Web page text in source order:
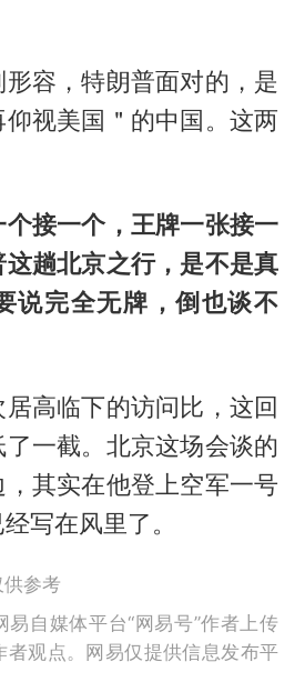
形容，特朗普面对的，是
视美国＂的中国。这两
接一个，王牌一张接一
趟北京之行，是不是真
说完全无牌，倒也谈不
高临下的访问比，这回
一截。北京这场会谈的
其实在他登上空军一号
写在风里了。
参考
自媒体平台“网易号”作者上传
者观点。网易仅提供信息发布平